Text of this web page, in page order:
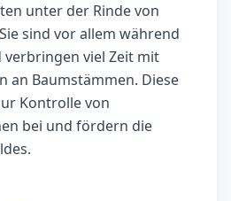
unter der Rinde von
sind vor allem während
verbringen viel Zeit mit
an Baumstämmen. Diese
Kontrolle von
bei und fördern die